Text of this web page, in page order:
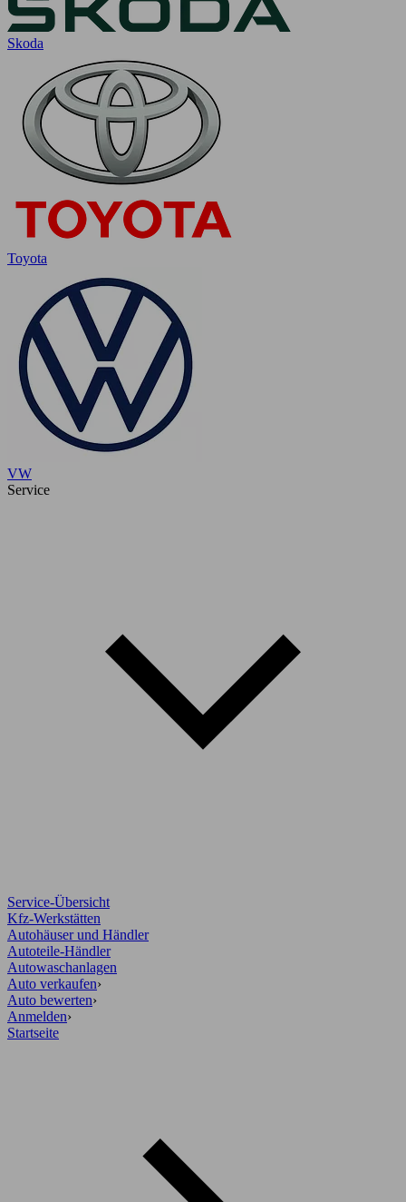
Skoda
Toyota
VW
Service
Service-Übersicht
Kfz-Werkstätten
Autohäuser und Händler
Autoteile-Händler
Autowaschanlagen
Auto verkaufen›
Auto bewerten›
Anmelden›
Startseite